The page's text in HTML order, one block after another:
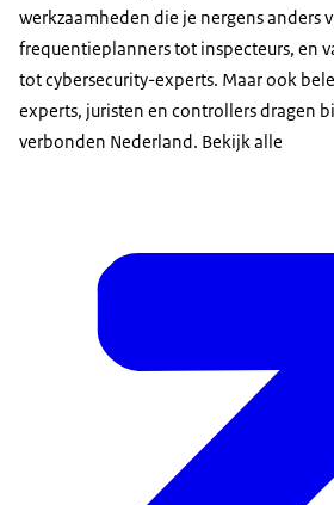
werkzaamheden die je nergens anders
frequentieplanners tot inspecteurs, en
tot cybersecurity-experts. Maar ook
experts, juristen en controllers dragen
verbonden Nederland. Bekijk alle